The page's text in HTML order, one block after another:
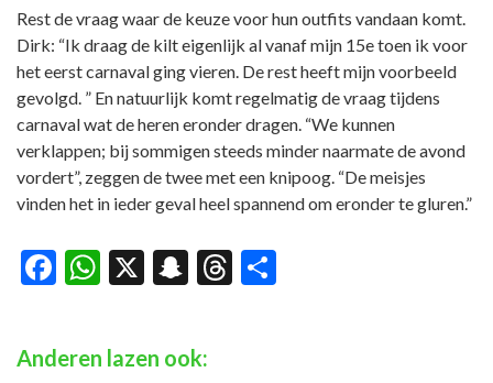
Rest de vraag waar de keuze voor hun outfits vandaan komt.
Dirk: “Ik draag de kilt eigenlijk al vanaf mijn 15e toen ik voor
het eerst carnaval ging vieren. De rest heeft mijn voorbeeld
gevolgd. ” En natuurlijk komt regelmatig de vraag tijdens
carnaval wat de heren eronder dragen. “We kunnen
verklappen; bij sommigen steeds minder naarmate de avond
vordert”, zeggen de twee met een knipoog. “De meisjes
vinden het in ieder geval heel spannend om eronder te gluren.”
Facebook
WhatsApp
X Snapchat
Threads
Anderen lazen ook: